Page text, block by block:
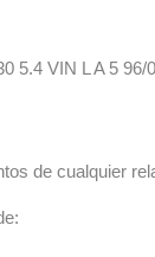
5.4 VIN L A 5 96/
de cualquier